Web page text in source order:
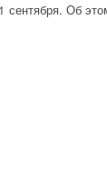
сентября. Об